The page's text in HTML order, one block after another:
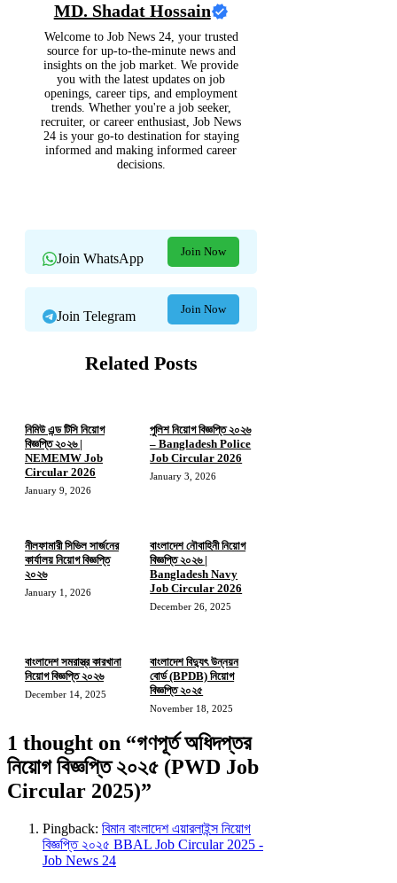
MD. Shadat Hossain
Welcome to Job News 24, your trusted
source for up-to-the-minute news and
insights on the job market. We provide
you with the latest updates on job
openings, career tips, and employment
trends. Whether you're a job seeker,
recruiter, or career enthusiast, Job News
24 is your go-to destination for staying
informed and making informed career
decisions.
Join WhatsApp Join Now
Join Telegram Join Now
Related Posts
নিমিউ এন্ড টিসি নিয়োগ
বিজ্ঞপ্তি ২০২৬ |
NEMEMW Job
Circular 2026
January 9, 2026
পুলিশ নিয়োগ বিজ্ঞপ্তি ২০২৬
– Bangladesh Police
Job Circular 2026
January 3, 2026
নীলফামারী সিভিল সার্জনের
কার্যালয় নিয়োগ বিজ্ঞপ্তি
২০২৬
January 1, 2026
বাংলাদেশ নৌবাহিনী নিয়োগ
বিজ্ঞপ্তি ২০২৬ |
Bangladesh Navy
Job Circular 2026
December 26, 2025
বাংলাদেশ সমরাস্ত্র কারখানা
নিয়োগ বিজ্ঞপ্তি ২০২৬
December 14, 2025
বাংলাদেশ বিদ্যুৎ উন্নয়ন
বোর্ড (BPDB) নিয়োগ
বিজ্ঞপ্তি ২০২৫
November 18, 2025
1 thought on “গণপূর্ত অধিদপ্তর
নিয়োগ বিজ্ঞপ্তি ২০২৫ (PWD Job
Circular 2025)”
Pingback: বিমান বাংলাদেশ এয়ারলাইন্স নিয়োগ
বিজ্ঞপ্তি ২০২৫ BBAL Job Circular 2025 -
Job News 24